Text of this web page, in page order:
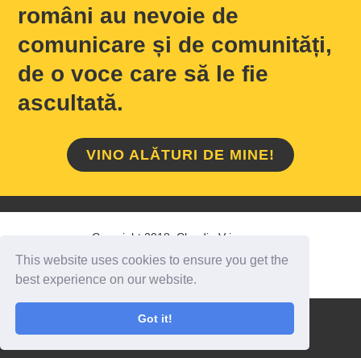
This website uses cookies to ensure you get the
best experience on our website.
Got it!
români au nevoie de
comunicare și de comunități,
de o voce care să le fie
ascultată.
VINO ALĂTURI DE MINE!
Copyright 2018 Claudiu Vrinceanu
HOME / DESPRE MINE / CONTACT